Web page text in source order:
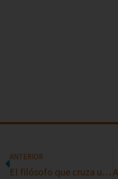
ANTERIOR
El filósofo que cruza un río